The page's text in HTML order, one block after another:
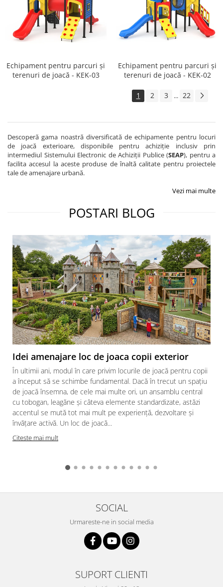
Echipament pentru parcuri și
terenuri de joacă - KEK-03
Echipament pentru parcuri și
terenuri de joacă - KEK-02
1 2 3 ... 22
Descoperă gama noastră diversificată de echipamente pentru locuri
de joacă exterioare, disponibile pentru achiziție inclusiv prin
intermediul Sistemului Electronic de Achiziții Publice (SEAP), pentru a
facilita accesul la aceste produse de înaltă calitate pentru proiectele
tale de amenajare urbană.
Vezi mai multe
POSTARI BLOG
Idei amenajare loc de joaca copii exterior
În ultimii ani, modul în care privim locurile de joacă pentru copii
a început să se schimbe fundamental. Dacă în trecut un spațiu
de joacă însemna, de cele mai multe ori, un ansamblu central
cu tobogan, leagăne și câteva elemente standardizate, astăzi
accentul se mută tot mai mult pe experiență, dezvoltare și
învățare activă. Un loc de joacă...
Citeste mai mult
SOCIAL
Urmareste-ne in social media
SUPORT CLIENTI